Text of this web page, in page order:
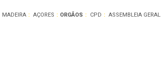
MADEIRA AÇORES ORGÃOS CPD ASSEMBLEIA GERAL